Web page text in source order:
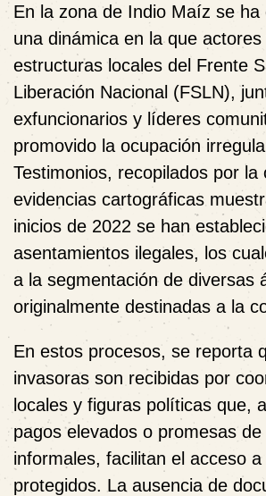
En la zona de Indio Maíz se ha
una dinámica en la que
estructuras locales del Frente
Liberación Nacional (FSLN),
exfuncionarios y líderes
promovido la ocupación
Testimonios, recopilados por la
evidencias cartográficas
inicios de 2022 se han
asentamientos ilegales, los
a la segmentación de diversas
originalmente destinadas a la
En estos procesos, se reporta
invasoras son recibidas por
locales y figuras políticas que,
pagos elevados o promesas de
informales, facilitan el acceso
protegidos. La ausencia de